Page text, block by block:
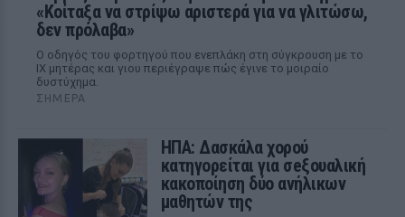
«Κοίταξα να στρίψω αριστερά για να γλιτώσω,
δεν πρόλαβα»
Ο οδηγός του φορτηγού που ενεπλάκη στη σύγκρουση με το
ΙΧ μητέρας και γιου περιέγραψε πώς έγινε το μοιραίο
δυστύχημα.
ΣΉΜΕΡΑ
ΗΠΑ: Δασκάλα χορού
κατηγορείται για σeξουαλική
κακοποίηση δύο ανήλικων
μαθητών της